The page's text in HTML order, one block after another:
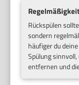
Rückspülen
sondern
häufiger du
Spülung
entfernen und